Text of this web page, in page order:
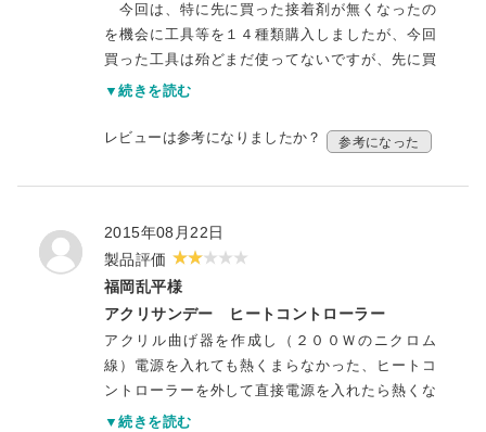
今回は、特に先に買った接着剤が無くなったの
を機会に工具等を１４種類購入しましたが、今回
買った工具は殆どまだ使ってないですが、先に買
った端材が残っているために接着剤を使っており
便利に使っております。
り大きくてびっくりしております。勿体ないと思
▼続きを読む
レビューは参考になりましたか？ 参考になった
2015年08月22日
製品評価
福岡乱平様
アクリサンデー ヒートコントローラー
アクリル曲げ器を作成し（２００Ｗのニクロム
線）電源を入れても熱くまらなかった、ヒートコ
ントローラーを外して直接電源を入れたら熱くな
った、ヒートコントローラーの取り扱いに問題が
▼続きを読む